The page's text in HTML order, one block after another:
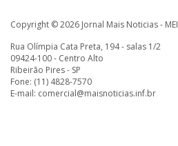
Copyright © 2026 Jornal Mais Noticias - MEI
Rua Olímpia Cata Preta, 194 - salas 1/2
09424-100 - Centro Alto
Ribeirão Pires - SP
Fone: (11) 4828-7570
E-mail: comercial@maisnoticias.inf.br